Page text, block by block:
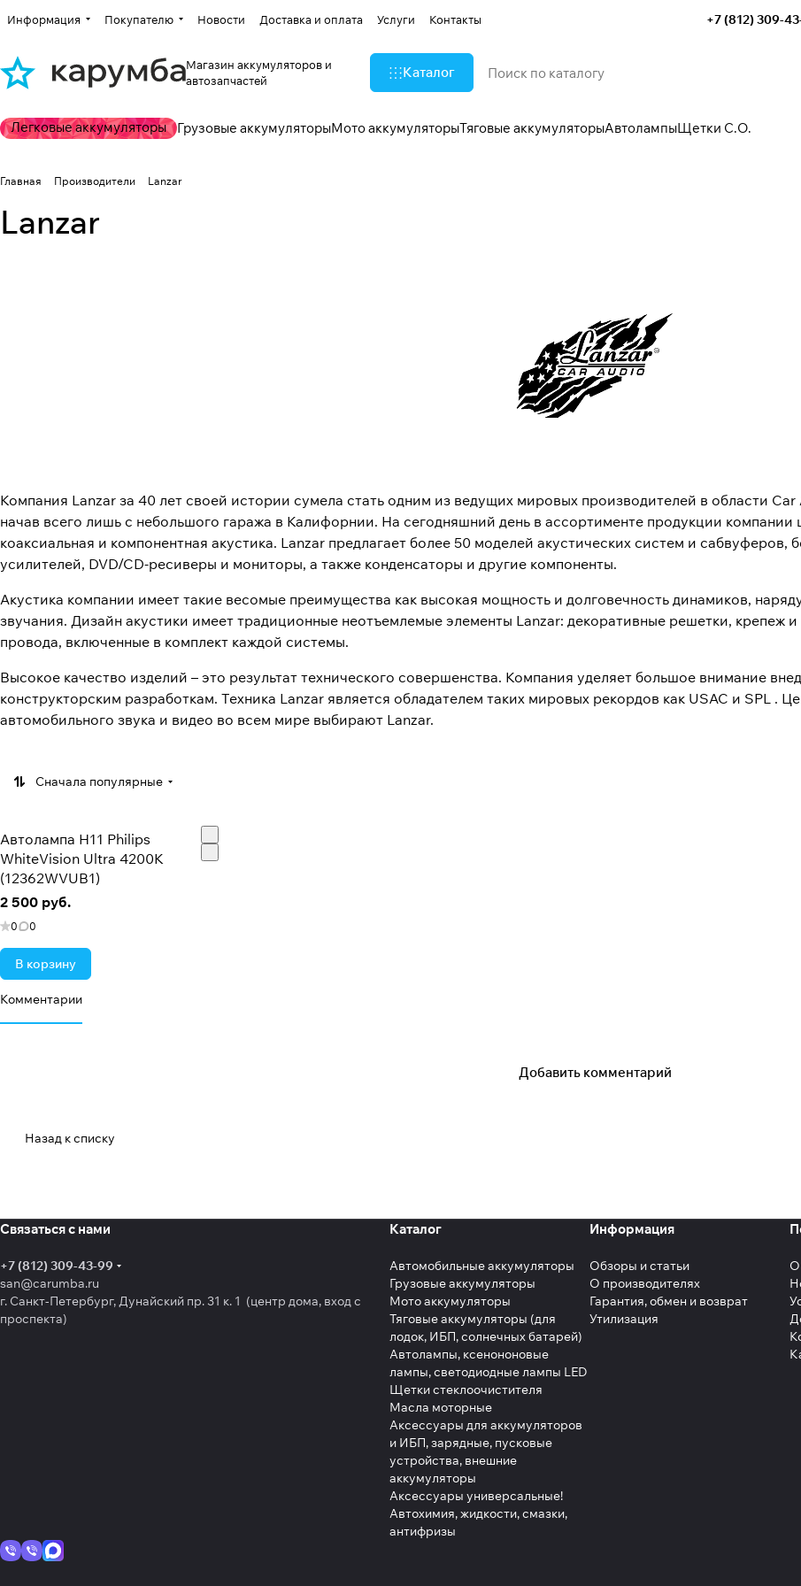
Информация Покупателю Новости Доставка и оплата Услуги Контакты +7 (812) 309-
Магазин аккумуляторов и
автозапчастей
Каталог
Легковые аккумуляторы Грузовые аккумуляторыМото аккумуляторыТяговые аккумуляторыАвтолампыЩетки С.О.
Главная Производители Lanzar
Lanzar
Компания Lanzar за 40 лет своей истории сумела стать одним из ведущих мировых производителей в области
начав всего лишь с небольшого гаража в Калифорнии. На сегодняшний день в ассортименте продукции компании
коаксиальная и компонентная акустика. Lanzar предлагает более 50 моделей акустических систем и сабвуферов,
усилителей, DVD/CD-ресиверы и мониторы, а также конденсаторы и другие компоненты.
Акустика компании имеет такие весомые преимущества как высокая мощность и долговечность динамиков,
звучания. Дизайн акустики имеет традиционные неотъемлемые элементы Lanzar: декоративные решетки, крепеж
провода, включенные в комплект каждой системы.
Высокое качество изделий – это результат технического совершенства. Компания уделяет большое внимание
конструкторским разработкам. Техника Lanzar является обладателем таких мировых рекордов как USAC и SPL .
автомобильного звука и видео во всем мире выбирают Lanzar.
Сначала популярные
Автолампа H11 Philips
WhiteVision Ultra 4200K
(12362WVUB1)
2 500 руб.
0 0
В корзину
Комментарии
Добавить комментарий
Назад к списку
Связаться с нами
+7 (812) 309-43-99
san@carumba.ru
г. Санкт-Петербург, Дунайский пр. 31 к. 1 (центр дома, вход с
проспекта)
Каталог
Автомобильные аккумуляторы
Грузовые аккумуляторы
Мото аккумуляторы
Тяговые аккумуляторы (для
лодок, ИБП, солнечных батарей)
Автолампы, ксенононовые
лампы, светодиодные лампы LED
Щетки стеклоочистителя
Масла моторные
Аксессуары для аккумуляторов
и ИБП, зарядные, пусковые
устройства, внешние
аккумуляторы
Аксессуары универсальные!
Автохимия, жидкости, смазки,
антифризы
Информация
Обзоры и статьи
О производителях
Гарантия, обмен и возврат
Утилизация
О